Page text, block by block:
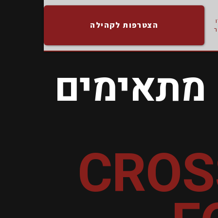
הצטרפות לקהילה
מתאימים